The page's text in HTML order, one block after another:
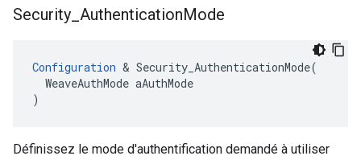
Security AuthenticationMode
Configuration & Security_AuthenticationMode(
  WeaveAuthMode aAuthMode
)
Définissez le mode d'authentification demandé à utiliser